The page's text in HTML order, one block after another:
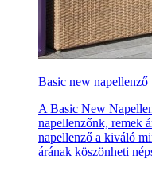
Basic new napellenző
A Basic New
napellenzőnk, remek
napellenző a kiváló
árának köszönheti